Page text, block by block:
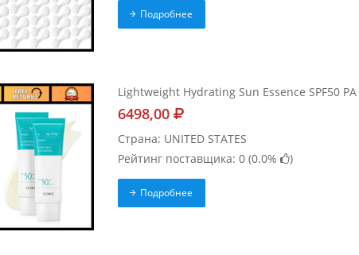
Подробнее
Lightweight Hydrating Sun Essence SPF50
6498,00
Страна: UNITED STATES
Рейтинг поставщика: 0 (0.0% )
Подробнее